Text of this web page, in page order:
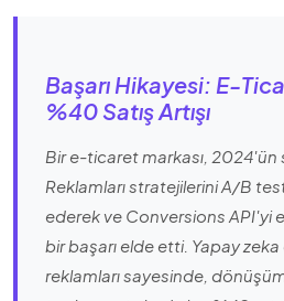
Başarı Hikayesi: E-
%40 Satış Artışı
Bir e-ticaret markası,
Reklamları stratejilerini A/B
ederek ve Conversions API'yi
bir başarı elde etti. Yapay
reklamları sayesinde,